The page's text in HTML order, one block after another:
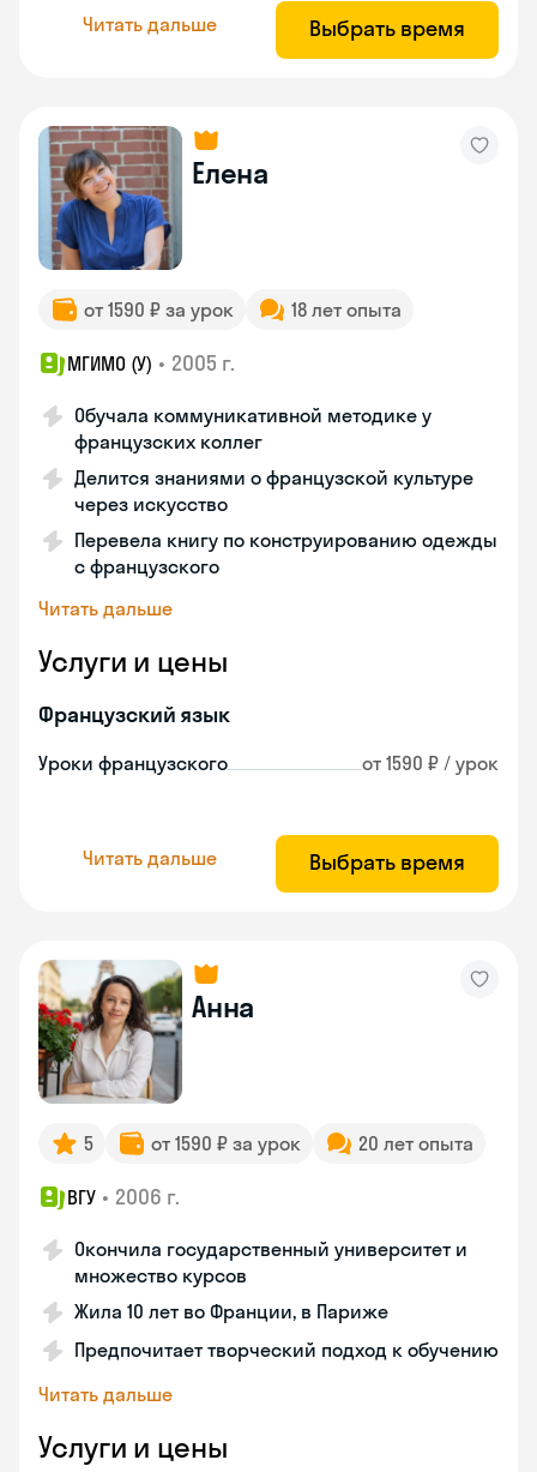
Читать дальше Выбрать время
Елена
от 1590 ₽ за урок 18 лет опыта
МГИМО (У) • 2005 г.
Обучала коммуникативной методике у
французских коллег
Делится знаниями о французской культуре
через искусство
Перевела книгу по конструированию одежды
с французского
Читать дальше
Услуги и цены
Французский язык
Уроки французского от 1590 ₽ / урок
Читать дальше Выбрать время
Анна
5 от 1590 ₽ за урок 20 лет опыта
ВГУ • 2006 г.
Окончила государственный университет и
множество курсов
Жила 10 лет во Франции, в Париже
Предпочитает творческий подход к обучению
Читать дальше
Услуги и цены